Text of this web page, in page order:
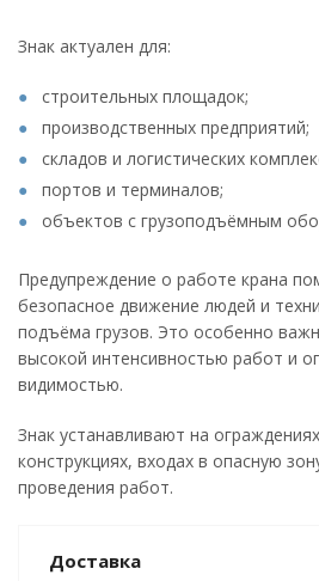
Знак актуален для:
строительных площадок;
производственных предприятий;
складов и логистических
портов и терминалов;
объектов с грузоподъёмным
Предупреждение о работе крана
безопасное движение людей и
подъёма грузов. Это особенно
высокой интенсивностью работ и
видимостью.
Знак устанавливают на
конструкциях, входах в опасную
проведения работ.
Доставка